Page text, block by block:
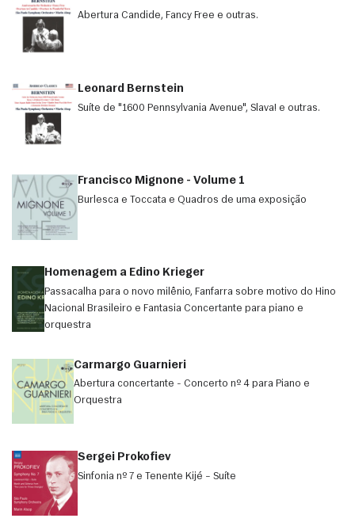
Abertura Candide, Fancy Free e outras.
Leonard Bernstein
Suíte de "1600 Pennsylvania Avenue", Slava! e outras.
Francisco Mignone - Volume 1
Burlesca e Toccata e Quadros de uma exposição
Homenagem a Edino Krieger
Passacalha para o novo milênio, Fanfarra sobre motivo do Hino
Nacional Brasileiro e Fantasia Concertante para piano e
orquestra
Carmargo Guarnieri
Abertura concertante - Concerto nº 4 para Piano e
Orquestra
Sergei Prokofiev
Sinfonia nº 7 e Tenente Kijé – Suíte